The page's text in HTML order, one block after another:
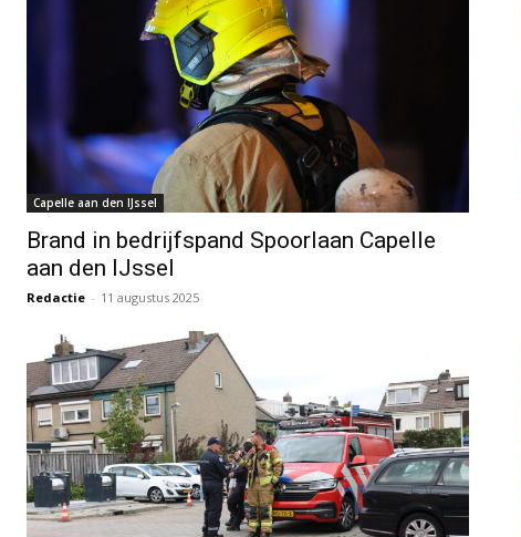
Capelle aan den IJssel
Brand in bedrijfspand Spoorlaan Capelle
aan den IJssel
Redactie - 11 augustus 2025